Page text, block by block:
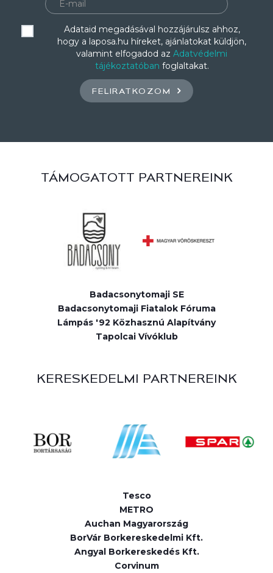
Adataid megadásával hozzájárulsz ahhoz,
hogy a laposa.hu híreket, ajánlatokat küldjön,
valamint elfogadod az Adatvédelmi
tájékoztatóban foglaltakat.
FELIRATKOZOM
TÁMOGATOTT PARTNEREINK
Badacsonytomaji SE
Badacsonytomaji Fiatalok Fóruma
Lámpás '92 Közhasznú Alapítvány
Tapolcai Vívóklub
KERESKEDELMI PARTNEREINK
Tesco
METRO
Auchan Magyarország
BorVár Borkereskedelmi Kft.
Angyal Borkereskedés Kft.
Corvinum